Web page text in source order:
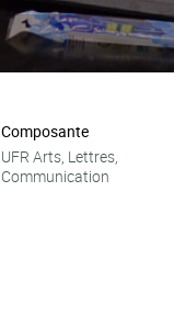
Composante
UFR Arts, Lettres,
Communication